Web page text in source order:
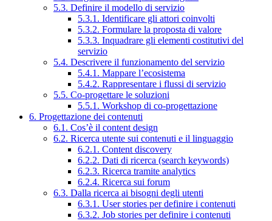
5.3. Definire il modello di servizio
5.3.1. Identificare gli attori coinvolti
5.3.2. Formulare la proposta di valore
5.3.3. Inquadrare gli elementi costitutivi del
servizio
5.4. Descrivere il funzionamento del servizio
5.4.1. Mappare l’ecosistema
5.4.2. Rappresentare i flussi di servizio
5.5. Co-progettare le soluzioni
5.5.1. Workshop di co-progettazione
6. Progettazione dei contenuti
6.1. Cos’è il content design
6.2. Ricerca utente sui contenuti e il linguaggio
6.2.1. Content discovery
6.2.2. Dati di ricerca (search keywords)
6.2.3. Ricerca tramite analytics
6.2.4. Ricerca sui forum
6.3. Dalla ricerca ai bisogni degli utenti
6.3.1. User stories per definire i contenuti
6.3.2. Job stories per definire i contenuti